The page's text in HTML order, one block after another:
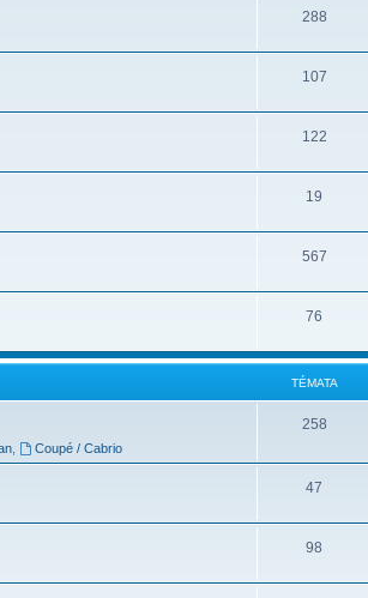
288
107
122
19
567
76
TÉMATA
Coupé / Cabrio
258
47
98